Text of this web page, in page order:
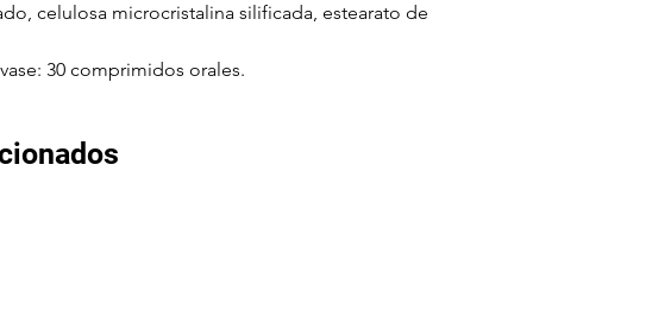
celulosa microcristalina silificada, estearato de
30 comprimidos orales.